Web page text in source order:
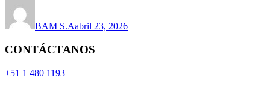
BAM S.Aabril 23, 2026
CONTÁCTANOS
+51 1 480 1193